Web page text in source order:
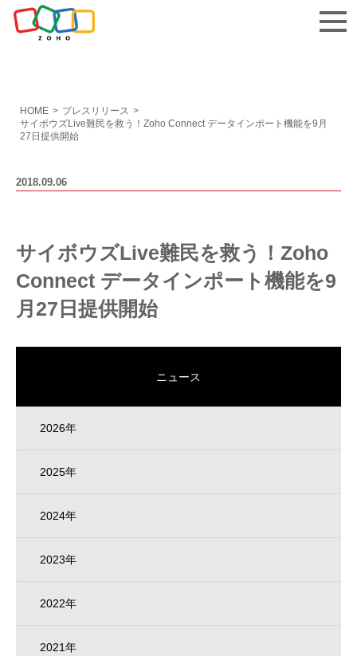
お問い合わせ
HOME > プレスリリース >
サイボウズLive難民を救う！Zoho Connect データインポート機能を9月
27日提供開始
2018.09.06
サイボウズLive難民を救う！Zoho
Connect データインポート機能を9
月27日提供開始
ニュース
2026年
2025年
2024年
2023年
2022年
2021年